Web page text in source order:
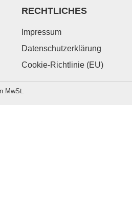
RECHTLICHES
Impressum
Datenschutzerklärung
Cookie-Richtlinie (EU)
MwSt.